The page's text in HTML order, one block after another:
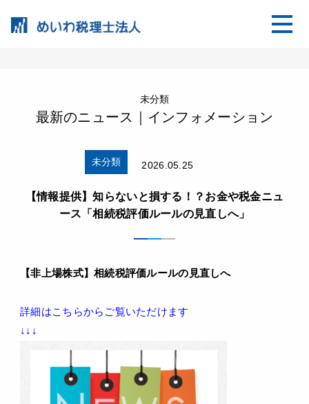
未分類
最新のニュース｜インフォメーション
未分類 2026.05.25
【情報提供】知らないと損する！？お金や税金ニュ
ース「相続税評価ルールの見直しへ」
【非上場株式】相続税評価ルールの見直しへ
詳細はこちらからご覧いただけます
↓↓↓